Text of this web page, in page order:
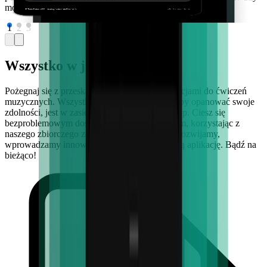
może być coś prostszego?
1 2 3
Wszystko w jednym miejscu
Pożegnaj się z przeskakiwaniem między aplikacjami do ćwiczeń
muzycznych. Wszystko, czego potrzebujesz, aby opanować swoje
zdolności, jest w zasięgu ręki dzięki Moises App. Ciesz się
bezproblemowym doświadczeniem muzycznym, korzystając z
naszego zbiorczego zestawu funkcji. Stale się rozwijamy,
wprowadzamy innowacje i aktualizujemy naszą aplikację. Bądź na
bieżąco!